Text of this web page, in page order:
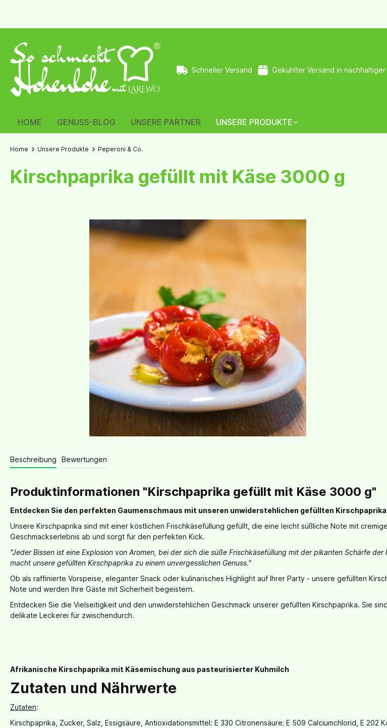
Schneller Versand Gekühlter Versand in
HOME GENUSS-BLOG UNSERE PARTNER UNSERE PRODUKTE
Home Unsere Produkte Peperoni & Co.
Kirschpaprika gefüllt mit Käse 3000 g
Beschreibung Bewertungen
Produktinformationen "Kirschpaprika gefüllt mit Käse 3000 g"
Entdecken Sie den perfekten Gaumenschmaus mit unseren unwiderstehlichen gefüllten
Unsere Kirschpaprika sind mit einer köstlichen Frischkäsefüllung gefüllt, die eine leicht süßliche Note mit
Geschmackserlebnis ab und sorgt für den perfekten Kick.
"Jeder Bissen ist eine Explosion von Aromen, bei der sich die süße Frischkäsefüllung mit der pikanten Schärfe
macht unsere gefüllten Kirschpaprika zu einem unvergesslichen Genuss."
Ob als raffinierte Vorspeise, eleganter Snack oder kulinarisches Highlight auf Ihrer Party - unsere gefüllten
Note und werden Ihre Gäste mit Sicherheit begeistern.
Entdecken Sie die Vielseitigkeit und den unwiderstehlichen Geschmack unserer gefüllten Kirschpaprika. Sie
delikate Leckerei für zwischendurch.
Afrikanische Kirschpaprika mit Käsemischung aus pasteurisierter Kuhmilch
Zutaten und Nährwerte
Zutaten:
Kirschpaprika, Zucker, Salz, Essigsäure, Antioxidationsmittel: E 330 Citronensäure; E 509 Calciumchlorid, E 202